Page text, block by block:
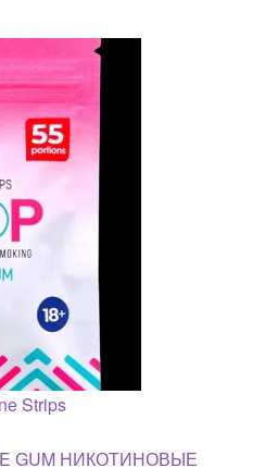
Strips
GUM НИКОТИНОВЫЕ